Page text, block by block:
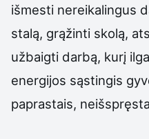
išmesti nereikalingus
stalą, grąžinti skolą,
užbaigti darbą, kurį
energijos sąstingis
paprastais,